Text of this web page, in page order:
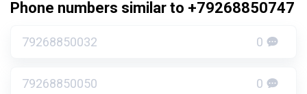
Phone numbers similar to +79268850747
79268850032 0
79268850050 0